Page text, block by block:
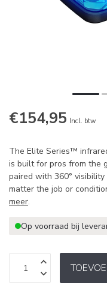
€154,95 Incl. btw
The Elite Series™
is built for pros from the
paired with 360°
matter the job or
meer.
Op voorraad bij